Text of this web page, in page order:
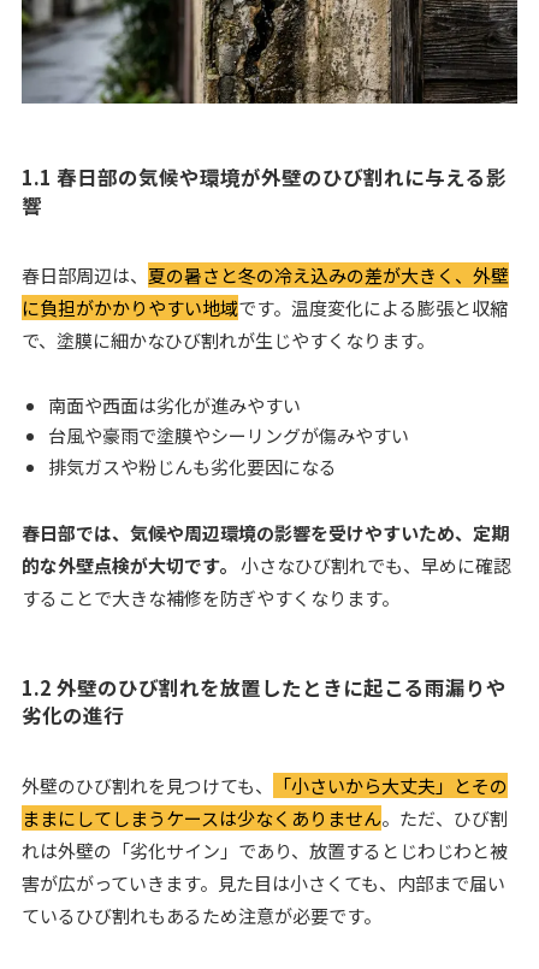
1.1 春日部の気候や環境が外壁のひび割れに与える影
響
春日部周辺は、 夏の暑さと冬の冷え込みの差が大きく、外壁
に負担がかかりやすい地域です。温度変化による膨張と収縮
で、塗膜に細かなひび割れが生じやすくなります。
南面や西面は劣化が進みやすい
台風や豪雨で塗膜やシーリングが傷みやすい
排気ガスや粉じんも劣化要因になる
春日部では、気候や周辺環境の影響を受けやすいため、定期
的な外壁点検が大切です。 小さなひび割れでも、早めに確認
することで大きな補修を防ぎやすくなります。
1.2 外壁のひび割れを放置したときに起こる雨漏りや
劣化の進行
外壁のひび割れを見つけても、
「小さいから大丈夫」とその
ままにしてしまうケースは少なくありません。ただ、ひび割
れは外壁の「劣化サイン」であり、放置するとじわじわと被
害が広がっていきます。見た目は小さくても、内部まで届い
ているひび割れもあるため注意が必要です。